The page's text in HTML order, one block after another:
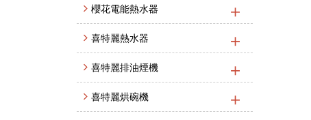
櫻花電能熱水器
喜特麗熱水器
喜特麗排油煙機
喜特麗烘碗機